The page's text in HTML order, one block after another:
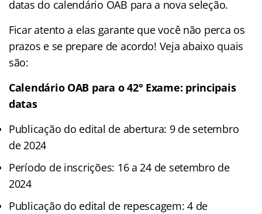
datas do calendário OAB para a nova seleção.
Ficar atento a elas garante que você não perca os
prazos e se prepare de acordo! Veja abaixo quais
são:
Calendário OAB para o 42° Exame: principais
datas
Publicação do edital de abertura: 9 de setembro
de 2024
Período de inscrições: 16 a 24 de setembro de
2024
Publicação do edital de repescagem: 4 de